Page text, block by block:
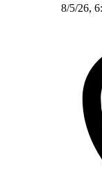
8/5/26,